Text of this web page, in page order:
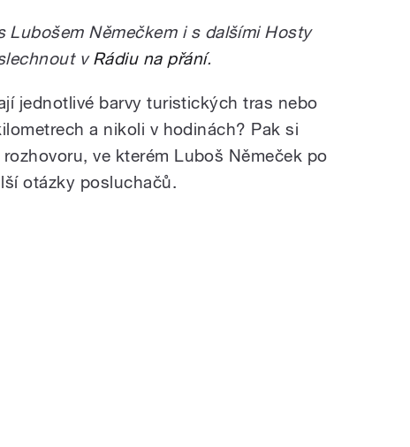
Lubošem Němečkem i s dalšími Hosty
vRádiu na přání.
jednotlivé barvy turistických tras nebo
a nikoli v hodinách? Pak si
ve kterém Luboš Němeček po
otázky posluchačů.